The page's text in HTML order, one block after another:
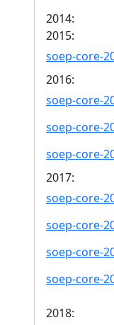
2014:
2015:
soep-core-
2016:
soep-core-
soep-core-
soep-core-
2017:
soep-core-
soep-core-
soep-core-
soep-core-
2018: